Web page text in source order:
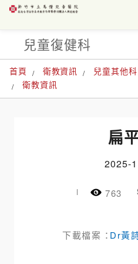
首頁 衛教資訊 兒童其他
衛教資訊
兒童復健科
扁
2025-
763
下載檔案 ： Dr黃